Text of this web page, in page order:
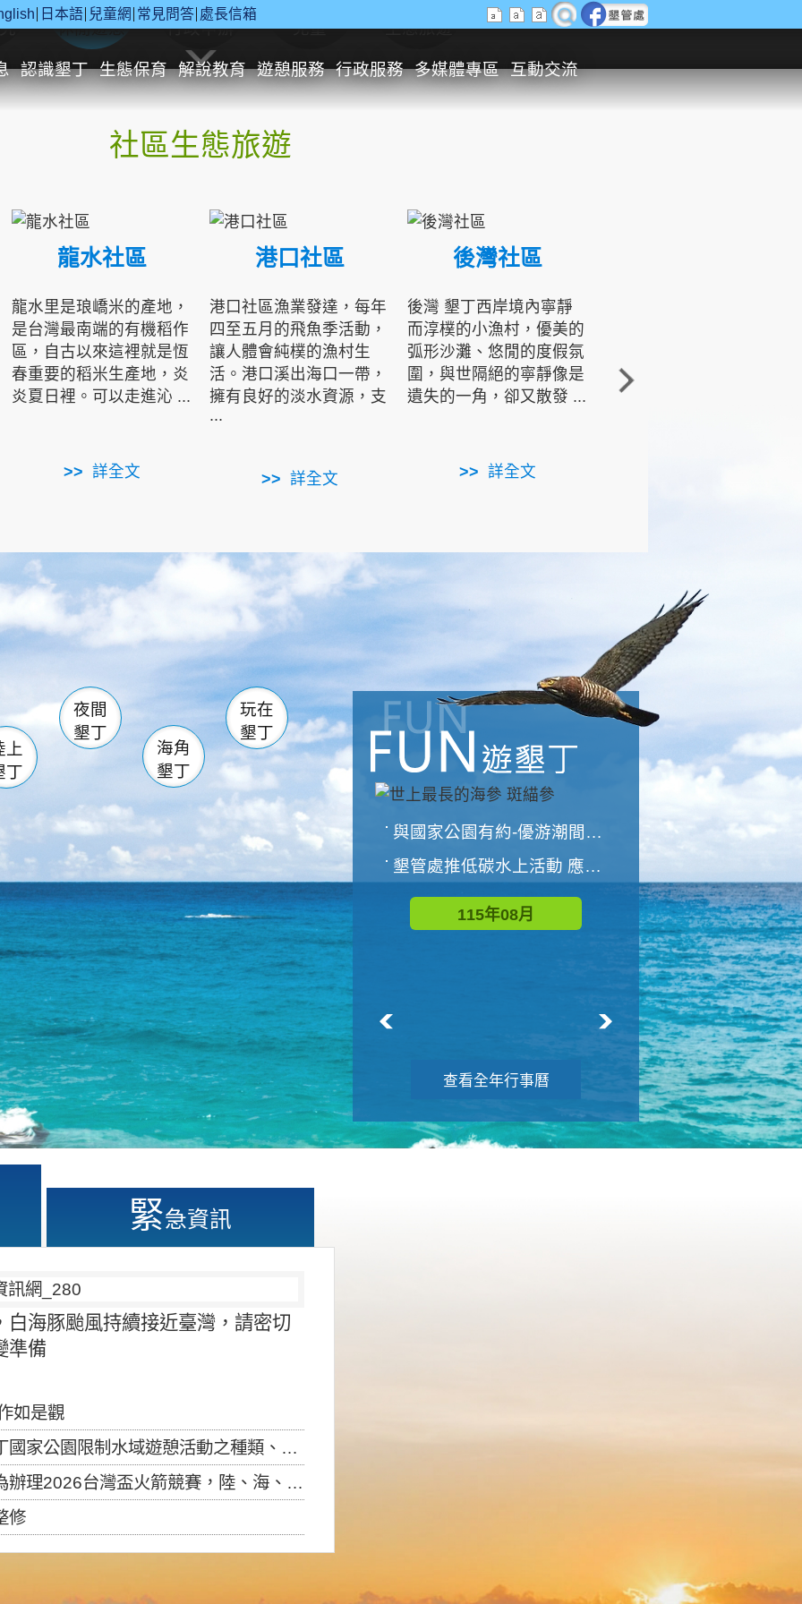
日本語 兒童網 常見問答 處長信箱
認識墾丁 生態保育 解說教育 遊憩服務 行政服務 多媒體專區 互動交流
休閒遊憩 行政申辦 兒童 生態旅遊
社區生態旅遊
龍水社區
龍水里是琅嶠米的產地，
是台灣最南端的有機稻作
區，自古以來這裡就是恆
春重要的稻米生產地，炎
炎夏日裡。可以走進沁 ...
詳全文
港口社區
港口社區漁業發達，每年
四至五月的飛魚季活動，
讓人體會純樸的漁村生
活。港口溪出海口一帶，
擁有良好的淡水資源，支
...
詳全文
後灣社區
後灣 墾丁西岸境內寧靜
而淳樸的小漁村，優美的
弧形沙灘、悠閒的度假氛
圍，與世隔絕的寧靜像是
遺失的一角，卻又散發 ...
詳全文
角的端點，冬季海浪拍打
著礁岸，旺盛的侵蝕作
南仁湖
滿州 佳樂水
森林遊樂區
墾管處遊客中心
社頂公園 風吹沙
船帆石 龍磐公園
香蕉灣 龍坑
鵝鑾鼻
上
丁
夜間
墾丁
海角
墾丁
玩在
墾丁
與國家公園有約-優游潮間探險者
墾管處推低碳水上活動 應屆畢業生限額免費參加
115年08月
世界地球清潔日 墾管處辦理「2026年墾丁國家公園沙灘淨灘活動
115年09月
查看全年行事曆
緊急資訊
海豚颱風持續接近臺灣，請密切
準備
如是觀
制水域遊憩活動之種類、範圍、時間及行為」，自即日生效。
盃火箭競賽，陸、海、空域警戒及協調相關事宜，因颱風備案事宜
修